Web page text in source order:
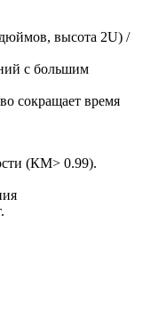
дюймов, высота 2U) /
с большим
сокращает время
(КМ> 0.99).